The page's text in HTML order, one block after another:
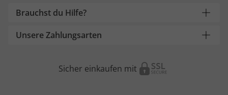
Brauchst du Hilfe?
Unsere Zahlungsarten
Sicher einkaufen mit